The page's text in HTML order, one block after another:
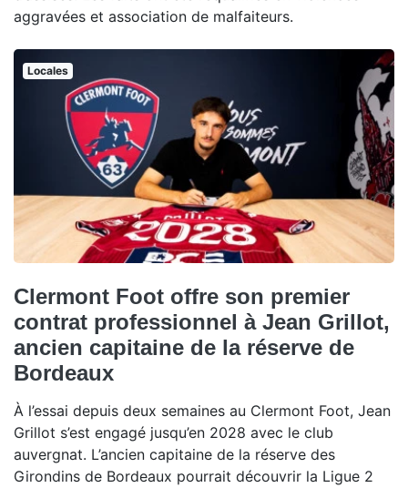
aggravées et association de malfaiteurs.
Locales
Clermont Foot offre son premier
contrat professionnel à Jean Grillot,
ancien capitaine de la réserve de
Bordeaux
À l’essai depuis deux semaines au Clermont Foot, Jean
Grillot s’est engagé jusqu’en 2028 avec le club
auvergnat. L’ancien capitaine de la réserve des
Girondins de Bordeaux pourrait découvrir la Ligue 2